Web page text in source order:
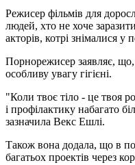
Режисер фільмів для
людей, хто не хоче
акторів, котрі знімалися
Порнорежисер заявляє,
особливу увагу гігієні.
"Коли твоє тіло - це твоя
і профілактику набагато
зазначила Векс Ешлі.
Також вона додала, що в
багатьох проектів через